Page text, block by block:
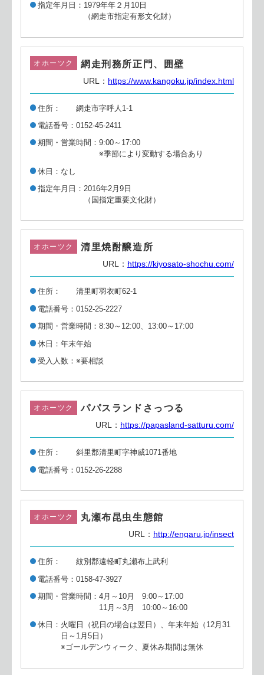
指定年月日
1979年年２月10日
（網走市指定有形文化財）
オホーツク 網走刑務所正門、囲壁
URL： https://www.kangoku.jp/index.html
住所
網走市字呼人1-1
電話番号
0152-45-2411
期間・営業時間
9:00～17:00
※季節により変動する場合あり
休日
なし
指定年月日
2016年2月9日
（国指定重要文化財）
オホーツク 清里焼酎醸造所
URL： https://kiyosato-shochu.com/
住所
清里町羽衣町62-1
電話番号
0152-25-2227
期間・営業時間
8:30～12:00、13:00～17:00
休日
年末年始
受入人数
※要相談
オホーツク パパスランドさっつる
URL： https://papasland-satturu.com/
住所
斜里郡清里町字神威1071番地
電話番号
0152-26-2288
オホーツク 丸瀬布昆虫生態館
URL： http://engaru.jp/insect
住所
紋別郡遠軽町丸瀬布上武利
電話番号
0158-47-3927
期間・営業時間
4月～10月 9:00～17:00
11月～3月 10:00～16:00
休日
火曜日（祝日の場合は翌日）、年末年始（12月31
日～1月5日）
※ゴールデンウィーク、夏休み期間は無休